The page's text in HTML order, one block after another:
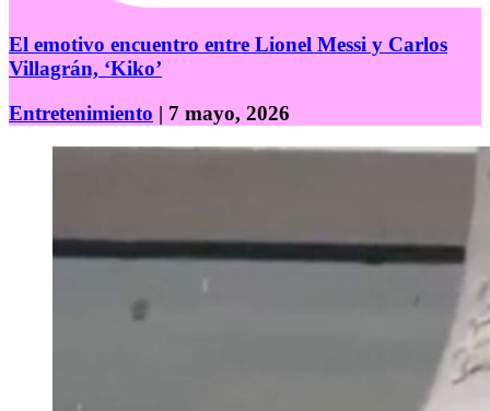
El emotivo encuentro entre Lionel Messi y Carlos
Villagrán, ‘Kiko’
Entretenimiento | 7 mayo, 2026